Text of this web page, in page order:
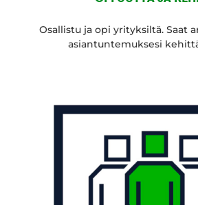
Osallistu ja opi yrityksiltä. Saat
asiantuntemuksesi